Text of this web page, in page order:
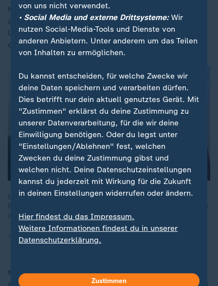
Nun müsse der zweite Teilplan umgesetzt werden, der
die Nutzung dieser Mittel zur dauerhaften
Unterstützung der Ukraine ermögliche, beispielsweise
durch ein abgesichertes Darlehen.
In Kiew gibt es gemischte Reaktionen auf die Gespräche in
Berlin über eine Waffenruhe in der Ukraine. „Die Territorialfrage
ist der große Knackpunkt“, so ZDF-Reporter Timm Kröger.
Merz räumte ein, dass die juristischen Bedenken zwar
von uns nicht verwendet.
• Social Media und externe Drittsysteme:Wir
nutzen Social-Media-Tools und Dienste von
anderen Anbietern. Unter anderem um das Teilen
von Inhalten zu ermöglichen.
Du kannst entscheiden, für welche Zwecke wir
deine Daten speichern und verarbeiten dürfen.
Dies betrifft nur dein aktuell genutztes Gerät. Mit
"Zustimmen" erklärst du deine Zustimmung zu
unserer Datenverarbeitung, für die wir deine
Einwilligung benötigen. Oder du legst unter
"Einstellungen/Ablehnen" fest, welchen
Zwecken du deine Zustimmung gibst und
welchen nicht. Deine Datenschutzeinstellungen
kannst du jederzeit mit Wirkung für die Zukunft
in deinen Einstellungen widerrufen oder ändern.
Hier findest du das Impressum.
Weitere Informationen findest du in unserer
Datenschutzerklärung.
Zustimmen